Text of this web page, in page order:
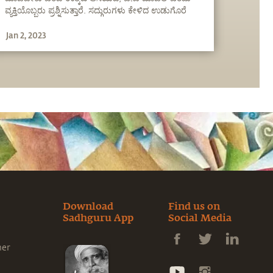
ವ್ಯಕ್ತಿಯೊಬ್ಬರು ಪ್ರಶ್ನಿಸುತ್ತಾರೆ. ಸದ್ಗುರುಗಳು ಕೇಳಿದ ಉಡುಗೊರೆ
Jan 2, 2023
Download
Sadhguru App
Find us on
Social Media